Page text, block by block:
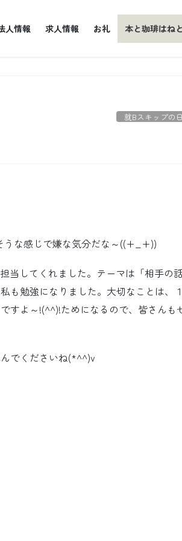
人情報 求人情報 お礼 本と珈琲はね
就Bスキップの
うな感じで嫌な気分だな～((+_+))
当してくれました。テーマは「相手の
勉強になりました。大切なことは、１
よ～!(^^)!ためになるので、皆さんも
でくださいね(*^^)v